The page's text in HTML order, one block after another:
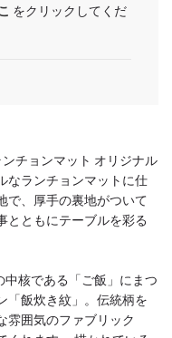
をクリックしてくだ
チョンマット オリジナル
なランチョンマットに仕
で、厚手の裏地がついて
とともにテーブルを彩る
核である「ご飯」にまつ
「飯炊き紋」。伝統柄を
雰囲気のファブリック